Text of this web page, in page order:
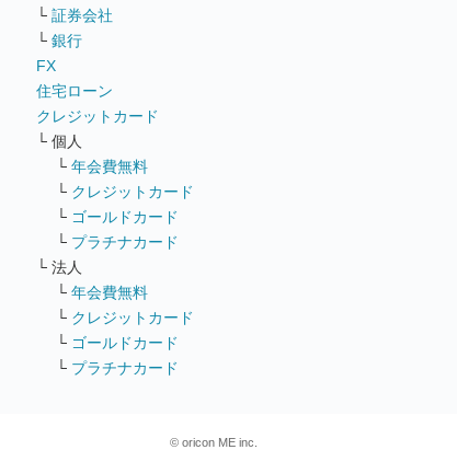
└ 証券会社
└ 銀行
FX
住宅ローン
クレジットカード
└ 個人
└ 年会費無料
└ クレジットカード
└ ゴールドカード
└ プラチナカード
└ 法人
└ 年会費無料
└ クレジットカード
└ ゴールドカード
└ プラチナカード
© oricon ME inc.